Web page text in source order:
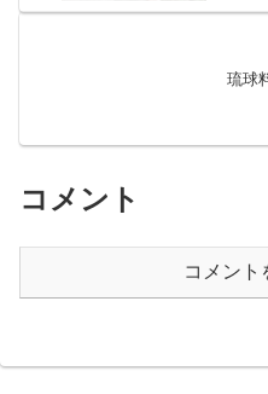
琉球
コメント
コメント